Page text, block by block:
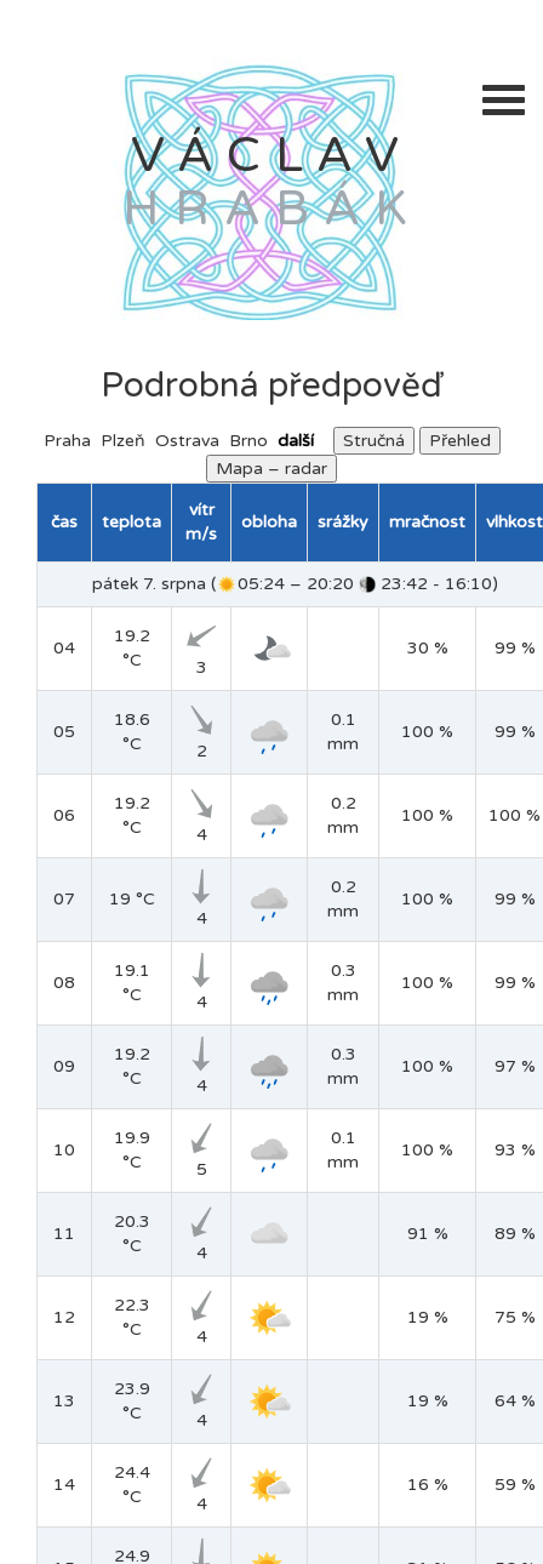
VÁCLAV
HRABÁK
Podrobná předpověď
Praha Plzeň Ostrava Brno další Stručná
Přehled
Mapa – radar
čas teplota
vítr
m/s
obloha srážky mračnost vlhkost
pátek 7. srpna ( 05:24 – 20:20 23:42 - 16:10)
04
19.2
°C
3
30 % 99 %
05
18.6
°C
2
0.1
mm
100 % 99 %
06
19.2
°C
4
0.2
mm
100 % 100 %
07
19 °C
4
0.2
mm
100 % 99 %
08
19.1
°C
4
0.3
mm
100 % 99 %
09
19.2
°C
4
0.3
mm
100 % 97 %
10
19.9
°C
5
0.1
mm
100 % 93 %
11
20.3
°C
4
91 % 89 %
12
22.3
°C
4
19 % 75 %
13
23.9
°C
4
19 % 64 %
14
24.4
°C
4
16 % 59 %
24.9